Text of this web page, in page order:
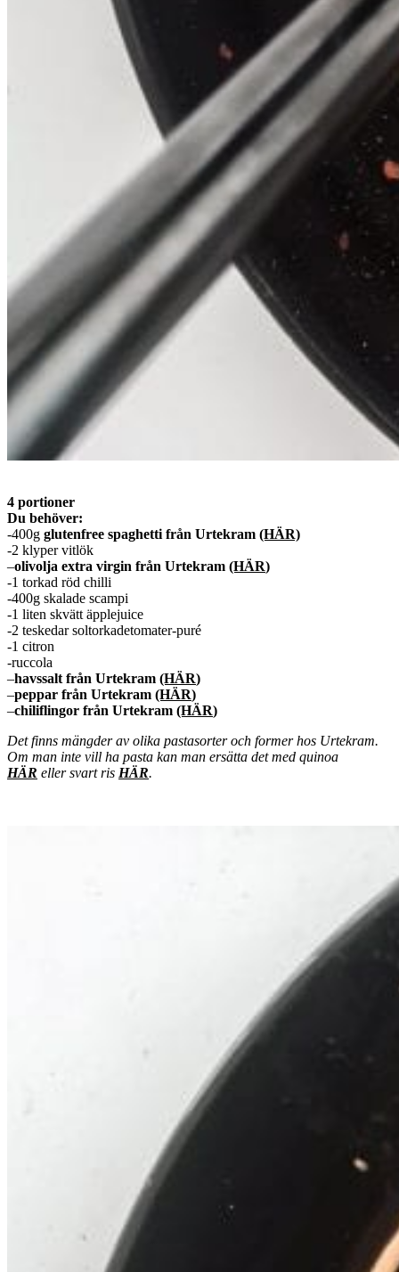
4 portioner
Du behöver:
-400g glutenfree spaghetti från Urtekram (HÄR)
-2 klyper vitlök
–olivolja extra virgin från Urtekram (HÄR)
-1 torkad röd chilli
-400g skalade scampi
-1 liten skvätt äpplejuice
-2 teskedar soltorkadetomater-puré
-1 citron
-ruccola
–havssalt från Urtekram (HÄR)
–peppar från Urtekram (HÄR)
–chiliflingor från Urtekram (HÄR)
Det finns mängder av olika pastasorter och former hos Urtekram.
Om man inte vill ha pasta kan man ersätta det med quinoa
HÄR eller svart ris HÄR.